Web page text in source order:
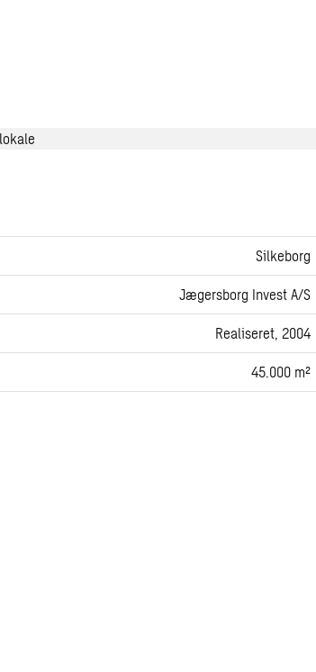
Silkeborg
Jægersborg Invest A/S
Realiseret, 2004
45.000 m²